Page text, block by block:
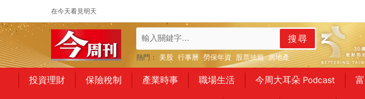
在今天看見明天
搜尋
熱門： 美股 行事曆 勞保年資 股票抽籤 房地產
投資理財 保險稅制 產業時事 職場生活 今周大耳朵 Podcast